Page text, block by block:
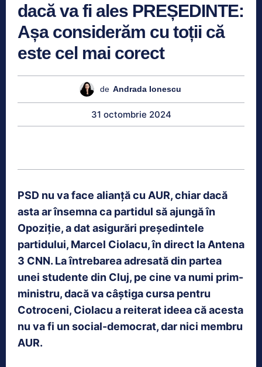
dacă va fi ales PREȘEDINTE:
Așa considerăm cu toții că
este cel mai corect
de Andrada Ionescu
31 octombrie 2024
PSD nu va face alianță cu AUR, chiar dacă
asta ar însemna ca partidul să ajungă în
Opoziție, a dat asigurări președintele
partidului, Marcel Ciolacu, în direct la Antena
3 CNN. La întrebarea adresată din partea
unei studente din Cluj, pe cine va numi prim-
ministru, dacă va câștiga cursa pentru
Cotroceni, Ciolacu a reiterat ideea că acesta
nu va fi un social-democrat, dar nici membru
AUR.